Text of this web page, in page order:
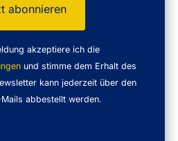
akzeptiere ich die
und stimme dem Erhalt des
kann jederzeit über den
abbestellt werden.